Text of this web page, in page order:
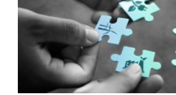
Calidad
de
las
Piezas:
Cómo
Descubrir
las